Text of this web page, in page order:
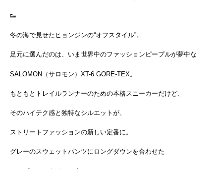
👟
冬の海で見せたヒョンジンの“オフスタイル”。
足元に選んだのは、いま世界中のファッションピープルが夢中な
SALOMON（サロモン）XT-6 GORE-TEX。
もともとトレイルランナーのための本格スニーカーだけど、
そのハイテク感と独特なシルエットが、
ストリートファッションの新しい定番に。
グレーのスウェットパンツにロングダウンを合わせた